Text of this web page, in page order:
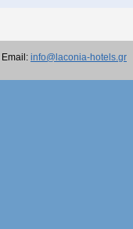
Email: info@laconia-hotels.gr